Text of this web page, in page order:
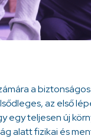
a
az első
egy teljesen új
alatt fizikai és